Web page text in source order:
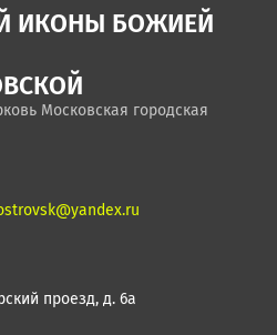
ИКОНЫ БОЖИЕЙ
Московская городская
проезд, д. 6а